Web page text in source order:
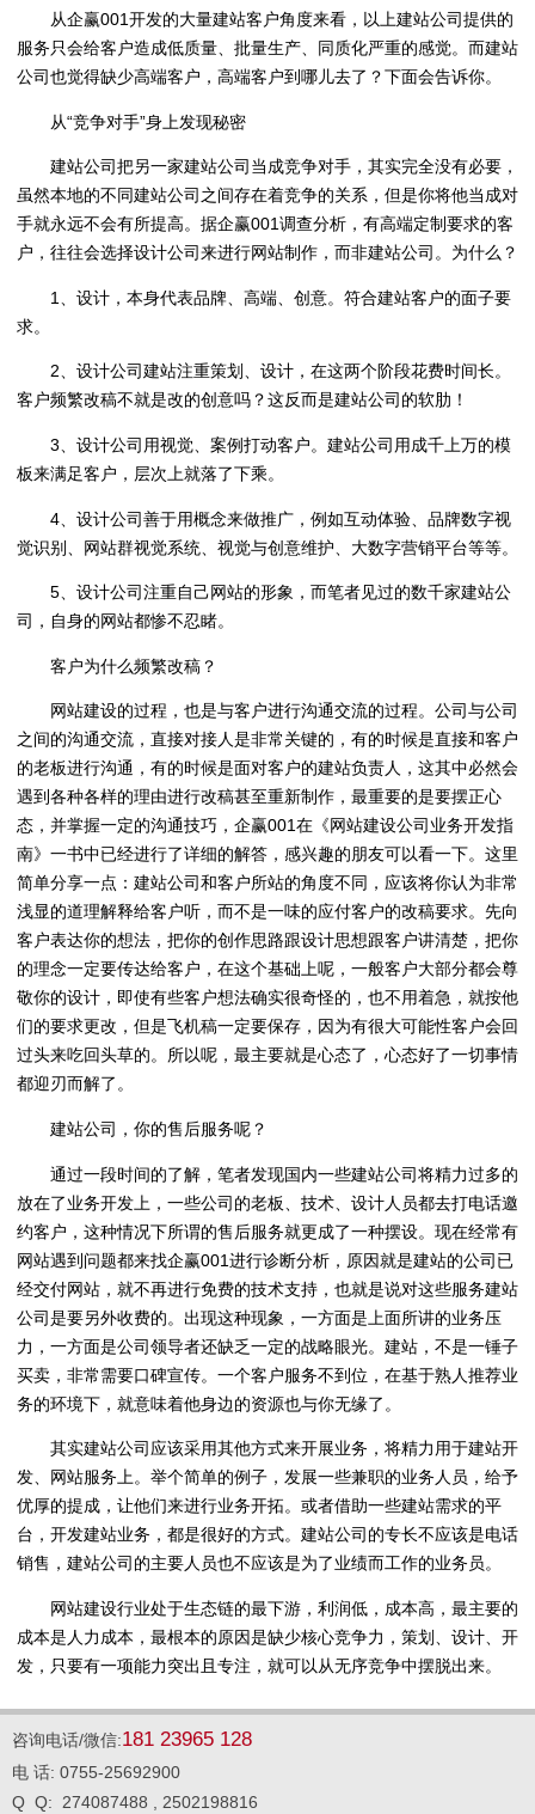
从企赢001开发的大量建站客户角度来看，以上建站公司提供的
服务只会给客户造成低质量、批量生产、同质化严重的感觉。而建站
公司也觉得缺少高端客户，高端客户到哪儿去了？下面会告诉你。
从“竞争对手”身上发现秘密
建站公司把另一家建站公司当成竞争对手，其实完全没有必要，
虽然本地的不同建站公司之间存在着竞争的关系，但是你将他当成对
手就永远不会有所提高。据企赢001调查分析，有高端定制要求的客
户，往往会选择设计公司来进行网站制作，而非建站公司。为什么？
1、设计，本身代表品牌、高端、创意。符合建站客户的面子要
求。
2、设计公司建站注重策划、设计，在这两个阶段花费时间长。
客户频繁改稿不就是改的创意吗？这反而是建站公司的软肋！
3、设计公司用视觉、案例打动客户。建站公司用成千上万的模
板来满足客户，层次上就落了下乘。
4、设计公司善于用概念来做推广，例如互动体验、品牌数字视
觉识别、网站群视觉系统、视觉与创意维护、大数字营销平台等等。
5、设计公司注重自己网站的形象，而笔者见过的数千家建站公
司，自身的网站都惨不忍睹。
客户为什么频繁改稿？
网站建设的过程，也是与客户进行沟通交流的过程。公司与公司
之间的沟通交流，直接对接人是非常关键的，有的时候是直接和客户
的老板进行沟通，有的时候是面对客户的建站负责人，这其中必然会
遇到各种各样的理由进行改稿甚至重新制作，最重要的是要摆正心
态，并掌握一定的沟通技巧，企赢001在《网站建设公司业务开发指
南》一书中已经进行了详细的解答，感兴趣的朋友可以看一下。这里
简单分享一点：建站公司和客户所站的角度不同，应该将你认为非常
浅显的道理解释给客户听，而不是一味的应付客户的改稿要求。先向
客户表达你的想法，把你的创作思路跟设计思想跟客户讲清楚，把你
的理念一定要传达给客户，在这个基础上呢，一般客户大部分都会尊
敬你的设计，即使有些客户想法确实很奇怪的，也不用着急，就按他
们的要求更改，但是飞机稿一定要保存，因为有很大可能性客户会回
过头来吃回头草的。所以呢，最主要就是心态了，心态好了一切事情
都迎刃而解了。
建站公司，你的售后服务呢？
通过一段时间的了解，笔者发现国内一些建站公司将精力过多的
放在了业务开发上，一些公司的老板、技术、设计人员都去打电话邀
约客户，这种情况下所谓的售后服务就更成了一种摆设。现在经常有
网站遇到问题都来找企赢001进行诊断分析，原因就是建站的公司已
经交付网站，就不再进行免费的技术支持，也就是说对这些服务建站
公司是要另外收费的。出现这种现象，一方面是上面所讲的业务压
力，一方面是公司领导者还缺乏一定的战略眼光。建站，不是一锤子
买卖，非常需要口碑宣传。一个客户服务不到位，在基于熟人推荐业
务的环境下，就意味着他身边的资源也与你无缘了。
其实建站公司应该采用其他方式来开展业务，将精力用于建站开
发、网站服务上。举个简单的例子，发展一些兼职的业务人员，给予
优厚的提成，让他们来进行业务开拓。或者借助一些建站需求的平
台，开发建站业务，都是很好的方式。建站公司的专长不应该是电话
销售，建站公司的主要人员也不应该是为了业绩而工作的业务员。
网站建设行业处于生态链的最下游，利润低，成本高，最主要的
成本是人力成本，最根本的原因是缺少核心竞争力，策划、设计、开
发，只要有一项能力突出且专注，就可以从无序竞争中摆脱出来。
咨询电话/微信:181 23965 128
电 话: 0755-25692900
Q Q: 274087488 , 2502198816